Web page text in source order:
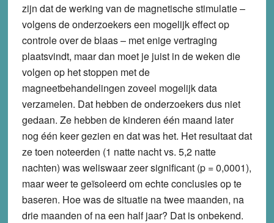
zijn dat de werking van de magnetische stimulatie –
volgens de onderzoekers een mogelijk effect op
controle over de blaas – met enige vertraging
plaatsvindt, maar dan moet je juist in de weken die
volgen op het stoppen met de
magneetbehandelingen zoveel mogelijk data
verzamelen. Dat hebben de onderzoekers dus niet
gedaan. Ze hebben de kinderen één maand later
nog één keer gezien en dat was het. Het resultaat dat
ze toen noteerden (1 natte nacht vs. 5,2 natte
nachten) was weliswaar zeer significant (p = 0,0001),
maar weer te geïsoleerd om echte conclusies op te
baseren. Hoe was de situatie na twee maanden, na
drie maanden of na een half jaar? Dat is onbekend.